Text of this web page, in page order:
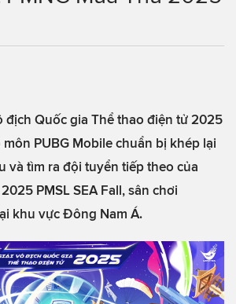
địch Quốc gia Thể thao điện tử 2025
môn PUBG Mobile chuẩn bị khép lại
và tìm ra đội tuyển tiếp theo của
PMSL SEA Fall, sân chơi
khu vực Đông Nam Á.